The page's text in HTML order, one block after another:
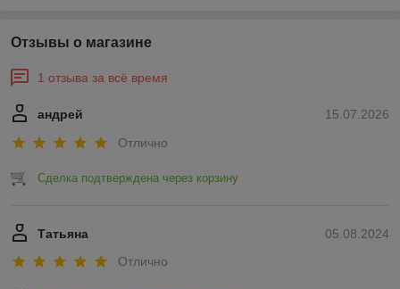
Отзывы о магазине
1 отзыва за всё время
15.07.2026
андрей
Отлично
Сделка подтверждена через корзину
05.08.2024
Татьяна
Отлично